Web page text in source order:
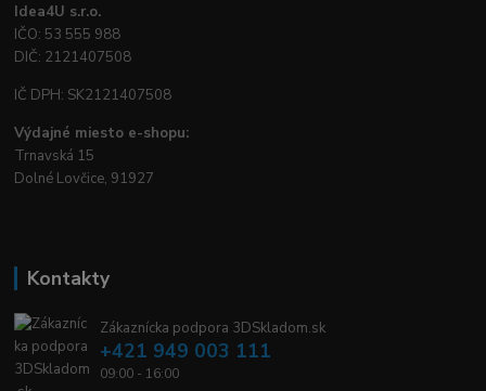
Idea4U s.r.o.
IČO: 53 555 988
DIČ: 2121407508
IČ DPH: SK2121407508
Výdajné miesto e-shopu:
Trnavská 15
Dolné Lovčice, 91927
Kontakty
Zákaznícka podpora 3DSkladom.sk
+421 949 003 111
09:00 - 16:00